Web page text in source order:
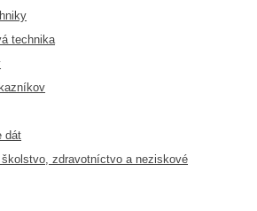
technika
dát
zdravotníctvo a neziskové